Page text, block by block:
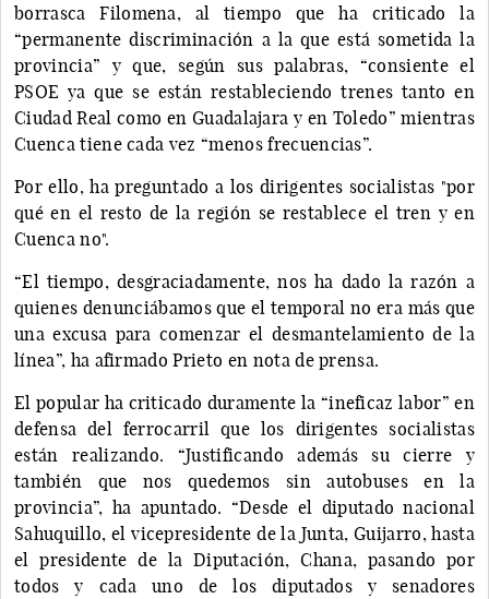
borrasca Filomena, al tiempo que ha criticado la
“permanente discriminación a la que está sometida la
provincia” y que, según sus palabras, “consiente el
PSOE ya que se están restableciendo trenes tanto en
Ciudad Real como en Guadalajara y en Toledo” mientras
Cuenca tiene cada vez “menos frecuencias”.
Por ello, ha preguntado a los dirigentes socialistas "por
qué en el resto de la región se restablece el tren y en
Cuenca no".
“El tiempo, desgraciadamente, nos ha dado la razón a
quienes denunciábamos que el temporal no era más que
una excusa para comenzar el desmantelamiento de la
línea”, ha afirmado Prieto en nota de prensa.
El popular ha criticado duramente la “ineficaz labor” en
defensa del ferrocarril que los dirigentes socialistas
están realizando. “Justificando además su cierre y
también que nos quedemos sin autobuses en la
provincia”, ha apuntado. “Desde el diputado nacional
Sahuquillo, el vicepresidente de la Junta, Guijarro, hasta
el presidente de la Diputación, Chana, pasando por
todos y cada uno de los diputados y senadores